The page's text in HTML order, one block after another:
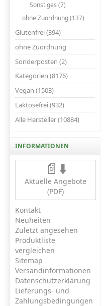
Sonstiges (7)
ohne Zuordnung (137)
Glutenfrei (394)
ohne Zuordnung
Sonderposten (2)
Kategorien (8176)
Vegan (1503)
Laktosefrei (932)
Alle Hersteller (10884)
INFORMATIONEN
📄⬇️
Aktuelle Angebote
(PDF)
Kontakt
Neuheiten
Zuletzt angesehen
Produktliste
vergleichen
Sitemap
Versandinformationen
Datenschutzerklärung
Lieferungs- und
Zahlungsbedingungen